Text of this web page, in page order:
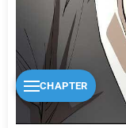
CHAPTER